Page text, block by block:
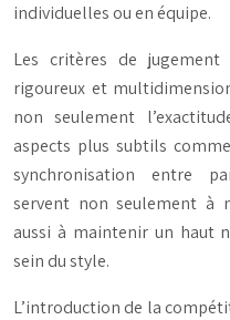
individuelles ou en équipe.
Les critères de
rigoureux et
non seulement
aspects plus subtils
synchronisation entre
servent non seulement à
aussi à maintenir un haut
sein du style.
L’introduction de la